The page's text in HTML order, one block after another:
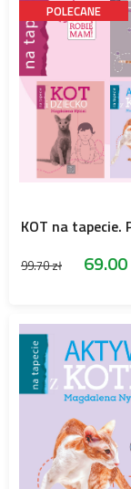
POLECANE
99.70zł 69.00